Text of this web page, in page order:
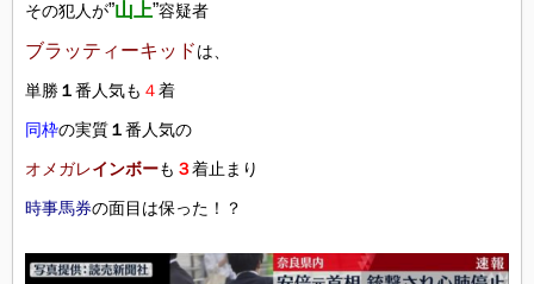
その犯人が”山上”容疑者
ブラッティーキッドは、
単勝１番人気も ４着
同枠の実質１番人気の
オメガレインボーも ３着止まり
時事馬券の面目は保った！？